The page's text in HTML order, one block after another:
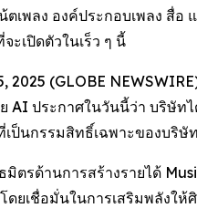
ตเพลง องค์ประกอบเพลง
ะเปิดตัวในเร็ว ๆ นี้
2025 (GLOBE
AI ประกาศในวันนี้ว่า บริษัทไ
ป็นกรรมสิทธิ์เฉพาะของบริษัท
ตรด้านการสร้างรายได้
ดยเชื่อมั่นในการเสริมพลังใ